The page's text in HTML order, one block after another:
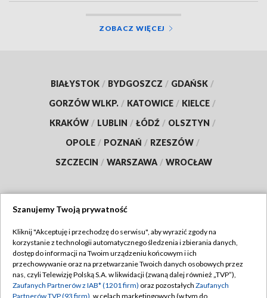
ZOBACZ WIĘCEJ
BIAŁYSTOK / BYDGOSZCZ / GDAŃSK /
GORZÓW WLKP. / KATOWICE / KIELCE /
KRAKÓW / LUBLIN / ŁÓDŹ / OLSZTYN /
OPOLE / POZNAŃ / RZESZÓW /
SZCZECIN / WARSZAWA / WROCŁAW
TVP
Abonament TVP
Emisja w TVP
Regulamin TVP
Polityka prywatności
Szanujemy Twoją prywatność
Kliknij "Akceptuję i przechodzę do serwisu", aby wyrazić zgody na
korzystanie z technologii automatycznego śledzenia i zbierania danych,
dostęp do informacji na Twoim urządzeniu końcowym i ich
przechowywanie oraz na przetwarzanie Twoich danych osobowych przez
nas, czyli Telewizję Polską S.A. w likwidacji (zwaną dalej również „TVP”),
Zaufanych Partnerów z IAB* (1201 firm) oraz pozostałych Zaufanych
Partnerów TVP (93 firm) , w celach marketingowych (w tym do